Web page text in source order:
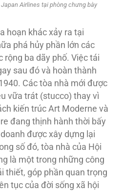
Airlines tại phòng chưng bày
hoạn khác xảy ra tại
phá hủy phần lớn các
rộng ba dãy phố. Việc tái
sau đó và hoàn thành
Các tòa nhà mới được
vữa trát (stucco) thay vì
kiến trúc Art Moderne và
đang thịnh hành thời bấy
được xây dựng lại
số đó, tòa nhà của Hội
là một trong những công
thiết, góp phần quan trọng
tục của đời sống xã hội